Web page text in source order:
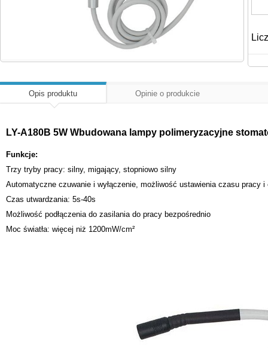
Opis produktu Opinie o produkcie
LY-A180B 5W Wbudowana lampy polimeryzacyjne
Funkcje:
Trzy tryby pracy: silny, migający, stopniowo silny
Automatyczne czuwanie i wyłączenie, możliwość ustawienia czasu pracy i
Czas utwardzania: 5s-40s
Możliwość podłączenia do zasilania do pracy bezpośrednio
Moc światła: więcej niż 1200mW/cm²